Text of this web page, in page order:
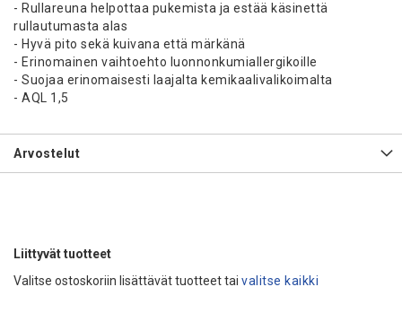
- Rullareuna helpottaa pukemista ja estää käsinettä
rullautumasta alas
- Hyvä pito sekä kuivana että märkänä
- Erinomainen vaihtoehto luonnonkumiallergikoille
- Suojaa erinomaisesti laajalta kemikaalivalikoimalta
- AQL 1,5
Arvostelut
Liittyvät tuotteet
Valitse ostoskoriin lisättävät tuotteet tai valitse kaikki